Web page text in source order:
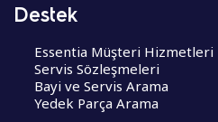
Destek
Essentia Müşteri Hizmetleri
Servis Sözleşmeleri
Bayi ve Servis Arama
Yedek Parça Arama